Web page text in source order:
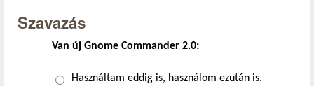
Szavazás
Van új Gnome Commander 2.0:
Választások
Használtam eddig is, használom ezután is.